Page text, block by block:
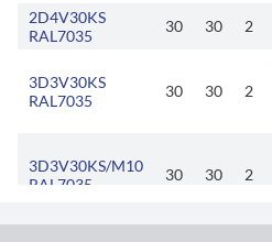
2D4V30KS
RAL7035
30 30 2
3D3V30KS
RAL7035
30 30 2
3D3V30KS/M10
RAL7035
30 30 2